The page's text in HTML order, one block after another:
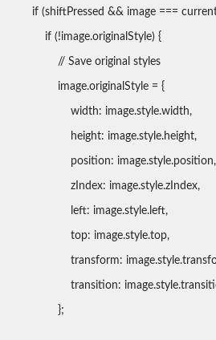
if (shiftPressed && image ===
if (!image.originalStyle) {
// Save original styles
image.originalStyle = {
width: image.style.width,
height: image.style.height,
position: image.style.position,
zIndex: image.style.zIndex,
left: image.style.left,
top: image.style.top,
transform:
transition:
};